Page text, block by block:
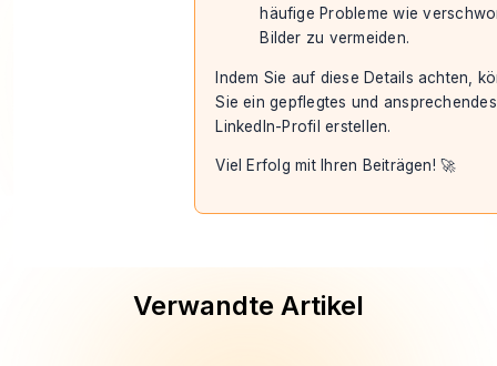
häufige Probleme wie
Bilder zu vermeiden.
Indem Sie auf diese Details achten,
Sie ein gepflegtes und ansprechendes
LinkedIn-Profil erstellen.
Viel Erfolg mit Ihren Beiträgen! 🚀
Verwandte Artikel